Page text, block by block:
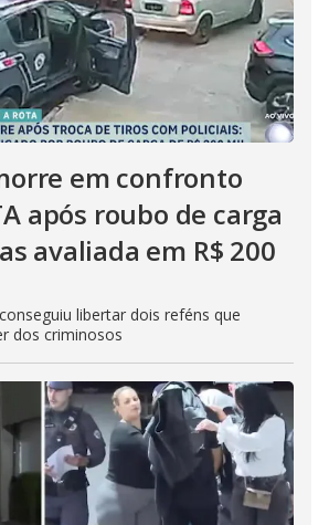
em confronto
após roubo de carga
avaliada em R$ 200
libertar dois reféns que
dos criminosos